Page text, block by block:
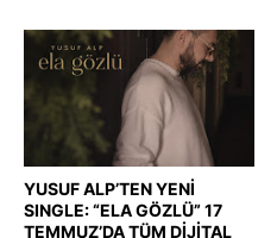
YUSUF ALP’TEN YENİ
SINGLE: “ELA GÖZLÜ” 17
TEMMUZ’DA TÜM DİJİTAL